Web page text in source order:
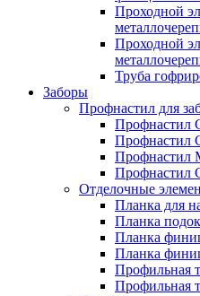
Проходной
Проходной
Труба
Заборы
Профнастил для
Профнастил
Профнастил
Профнастил
Профнастил
Отделочные
Планка для
Планка
Планка
Планка
Профильная
Профильная